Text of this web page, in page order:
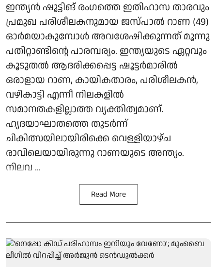
ഇന്ത്യന്‍ ഷൂട്ടിങ് രംഗത്തെ ഇതിഹാസ താരവും
പ്രമുഖ പരിശീലകനുമായ ജസ്പാല്‍ റാണ (49)
ഓർമയാകുമ്പോൾ അവശേഷിക്കുന്നത് മൂന്നു
പതിറ്റാണ്ടിന്റെ പാരമ്പര്യം. ഇന്ത്യയുടെ ഏറ്റവും
കൂടുതല്‍ ആദരിക്കപ്പെട്ട ഷൂട്ടര്‍മാരില്‍
ഒരാളായ റാണ, കായികതാരം, പരിശീലകന്‍,
വഴികാട്ടി എന്നീ നിലകളില്‍
സമാനതകളില്ലാത്ത വ്യക്തിത്വമാണ്.
ഹൃദയാഘാതത്തെ തുടര്‍ന്ന്
ചികിത്സയിലായിരിക്കെ വെള്ളിയാഴ്ച
രാവിലെയായിരുന്നു റാണയുടെ അന്ത്യം.
നിലവ ...
Read More